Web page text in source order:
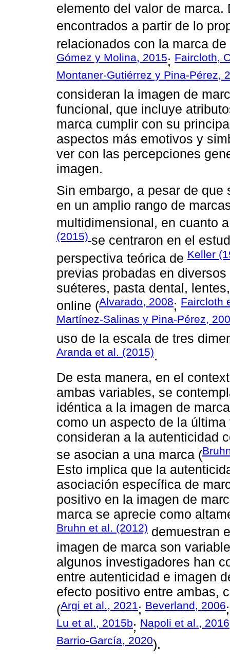
elemento del valor de
encontrados a partir de lo
relacionados con la marca
Gómez y Molina, 2015; Faircloth,
Montaner-Gutiérrez y Pina-Pérez,
consideran la imagen de
funcional, que incluye
marca cumplir con su
aspectos más emotivos y
ver con las percepciones
imagen.
Sin embargo, a pesar de
en un amplio rango de
multidimensional, en cuanto
(2015) se centraron en el
perspectiva teórica de Keller
previas probadas en
suéteres, pasta dental,
online (Alvarado, 2008; Faircloth
Martínez-Salinas y Pina-Pérez,
uso de la escala de tres
Aranda et al. (2015).
De esta manera, en el
ambas variables, se
idéntica a la imagen de
como un aspecto de la
consideran a la autenticidad
se asocian a una marca (
Esto implica que la
asociación específica de
positivo en la imagen de
marca se aprecie como
Bruhn et al. (2012) demuestran
imagen de marca son
algunos investigadores han
entre autenticidad e imagen
efecto positivo entre ambas,
(Argi et al., 2021; Beverland, 2006
Lu et al., 2015b; Napoli et al., 2016
Barrio-García, 2020).